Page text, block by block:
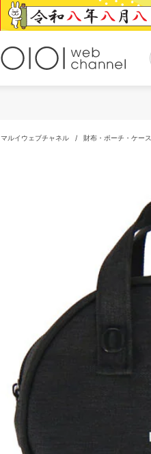
マルイウェブチャネル / 財布・ポーチ・ケース